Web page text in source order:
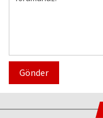
Gönder